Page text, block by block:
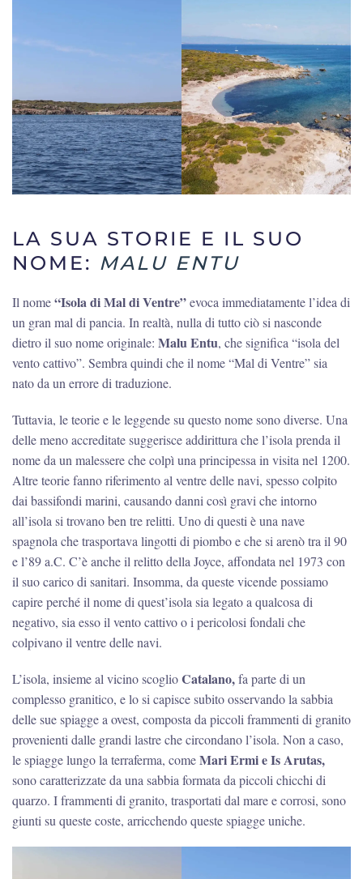
LA SUA STORIE E IL SUO
NOME: MALU ENTU
Il nome“Isola di Mal di Ventre”evoca immediatamente l’idea di
un gran mal di pancia. In realtà, nulla di tutto ciò si nasconde
dietro il suo nome originale: Malu Entu, che significa “isola del
vento cattivo”. Sembra quindi che il nome “Mal di Ventre” sia
nato da un errore di traduzione.
Tuttavia, le teorie e le leggende su questo nome sono diverse. Una
delle meno accreditate suggerisce addirittura che l’isola prenda il
nome da un malessere che colpì una principessa in visita nel 1200.
Altre teorie fanno riferimento al ventre delle navi, spesso colpito
dai bassifondi marini, causando danni così gravi che intorno
all’isola si trovano ben tre relitti. Uno di questi è una nave
spagnola che trasportava lingotti di piombo e che si arenò tra il 90
e l’89 a.C. C’è anche il relitto della Joyce, affondata nel 1973 con
il suo carico di sanitari. Insomma, da queste vicende possiamo
capire perché il nome di quest’isola sia legato a qualcosa di
negativo, sia esso il vento cattivo o i pericolosi fondali che
colpivano il ventre delle navi.
L’isola, insieme al vicino scoglioCatalano,fa parte di un
complesso granitico, e lo si capisce subito osservando la sabbia
delle sue spiagge a ovest, composta da piccoli frammenti di granito
provenienti dalle grandi lastre che circondano l’isola. Non a caso,
le spiagge lungo la terraferma, comeMari Ermi e Is Arutas,
sono caratterizzate da una sabbia formata da piccoli chicchi di
quarzo. I frammenti di granito, trasportati dal mare e corrosi, sono
giunti su queste coste, arricchendo queste spiagge uniche.